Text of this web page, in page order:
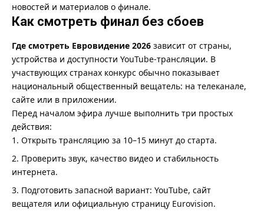
новостей и материалов о финале.
Как смотреть финал без сбоев
Где смотреть Евровидение 2026 зависит от страны,
устройства и доступности YouTube-трансляции. В
участвующих странах конкурс обычно показывает
национальный общественный вещатель: на телеканале,
сайте или в приложении.
Перед началом эфира лучше выполнить три простых
действия:
Открыть трансляцию за 10–15 минут до старта.
Проверить звук, качество видео и стабильность
интернета.
Подготовить запасной вариант: YouTube, сайт
вещателя или официальную страницу Eurovision.